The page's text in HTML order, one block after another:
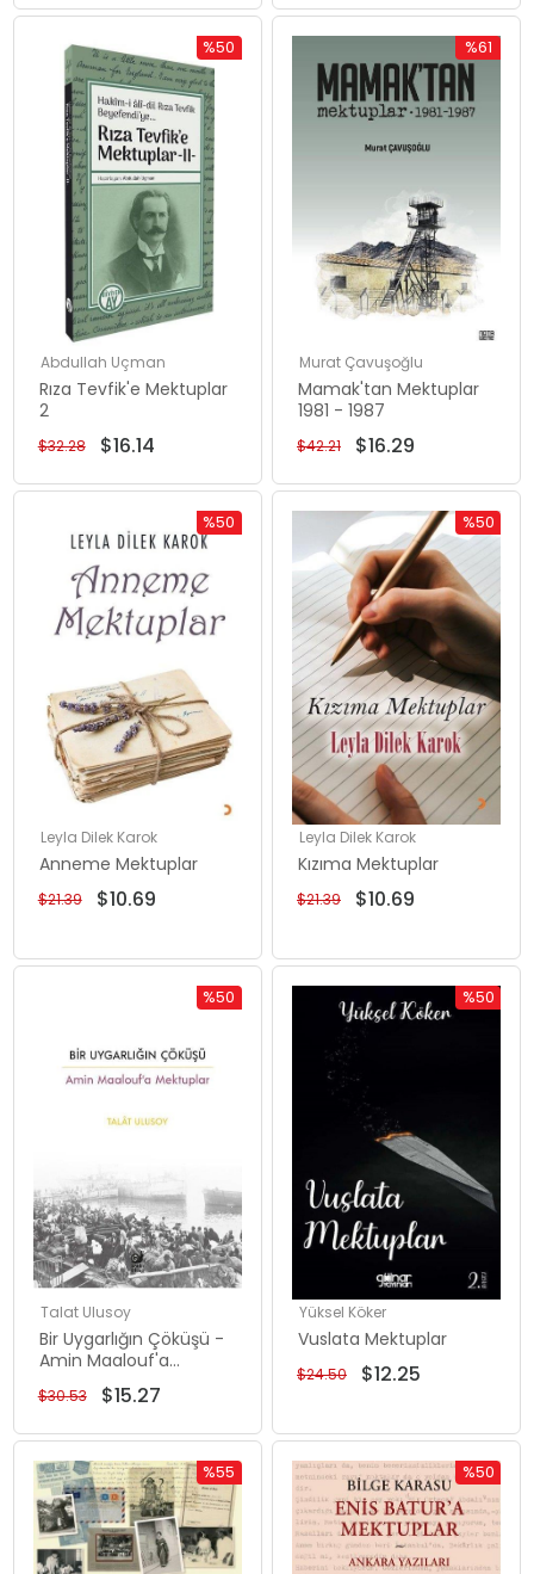
Abdullah Uçman
Rıza Tevfik'e Mektuplar
2
$16.14
$32.28
%50
İndirim
%50İndirim
Murat Çavuşoğlu
Mamak'tan Mektuplar
1981 - 1987
$16.29
$42.21
%61
İndirim
Leyla Dilek Karok
Anneme Mektuplar
$10.69
$21.39
%50
İndirim
%50İndirim
Leyla Dilek Karok
Kızıma Mektuplar
$10.69
$21.39
%50
İndirim
Talat Ulusoy
Bir Uygarlığın Çöküşü -
Amin Maalouf'a
Mektuplar$15.27
$30.53
%50
%50İndirim
Yüksel Köker
Vuslata Mektuplar
$12.25
$24.50
%50
%55
İndirim
%55İndirim
%50
İndirim